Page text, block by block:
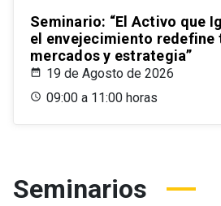
Seminario: “El Activo que
el envejecimiento redefine
mercados y estrategia”
19 de Agosto de 2026
09:00 a 11:00 horas
Seminarios